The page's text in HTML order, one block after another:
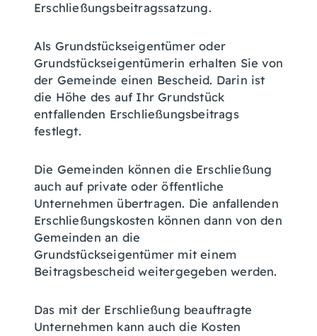
Erschließungsbeitragssatzung.
Als Grundstückseigentümer oder
Grundstückseigentümerin erhalten Sie von
der Gemeinde einen Bescheid. Darin ist
die Höhe des auf Ihr Grundstück
entfallenden Erschließungsbeitrags
festlegt.
Die Gemeinden können die Erschließung
auch auf private oder öffentliche
Unternehmen übertragen. Die anfallenden
Erschließungskosten können dann von den
Gemeinden an die
Grundstückseigentümer mit einem
Beitragsbescheid weitergegeben werden.
Das mit der Erschließung beauftragte
Unternehmen kann auch die Kosten